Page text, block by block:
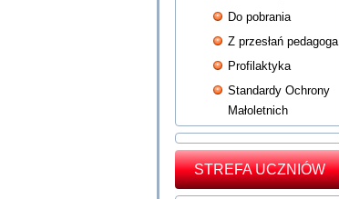
Do pobrania
Z przesłań pedagoga
Profilaktyka
Standardy Ochrony
Małoletnich
STREFA UCZNIÓW